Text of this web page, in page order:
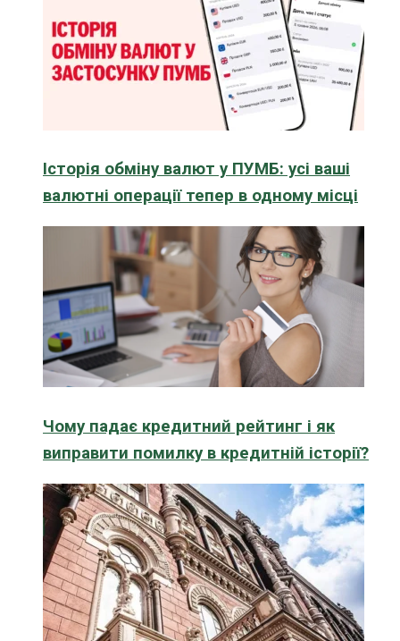
Історія обміну валют у ПУМБ: усі ваші
валютні операції тепер в одному місці
Чому падає кредитний рейтинг і як
виправити помилку в кредитній історії?